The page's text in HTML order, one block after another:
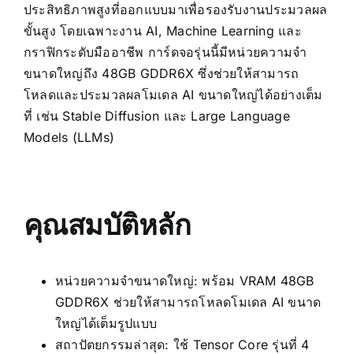
ประสิทธิภาพสูงที่ออกแบบมาเพื่อรองรับงานประมวลผล
ขั้นสูง โดยเฉพาะงาน AI, Machine Learning และ
กราฟิกระดับมืออาชีพ การ์ดจอรุ่นนี้มีหน่วยความจำ
ขนาดใหญ่ถึง 48GB GDDR6X ซึ่งช่วยให้สามารถ
โหลดและประมวลผลโมเดล AI ขนาดใหญ่ได้อย่างเต็ม
ที่ เช่น Stable Diffusion และ Large Language
Models (LLMs)
คุณสมบัติหลัก
หน่วยความจำขนาดใหญ่: พร้อม VRAM 48GB
GDDR6X ช่วยให้สามารถโหลดโมเดล AI ขนาด
ใหญ่ได้เต็มรูปแบบ
สถาปัตยกรรมล่าสุด: ใช้ Tensor Core รุ่นที่ 4